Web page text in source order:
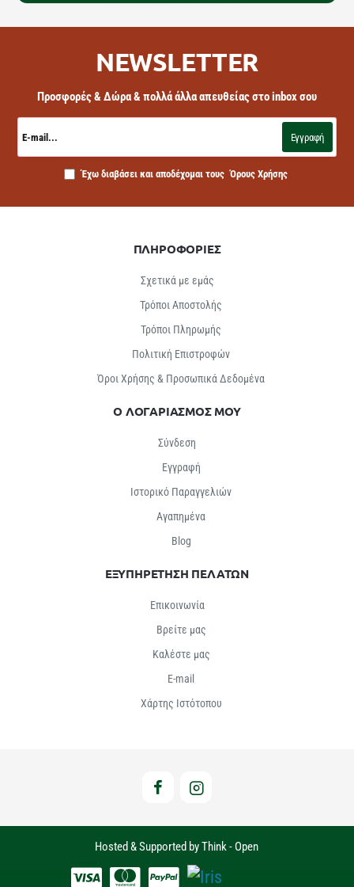
NEWSLETTER
Προσφορές & Δώρα & πολλά άλλα απευθείας στο inbox σου
mail...
Εγγραφή
Έχω διαβάσει και αποδέχομαι τους Όρους Χρήσης
ΠΛΗΡΟΦΟΡΙΕΣ
Σχετικά με εμάς
Τρόποι Αποστολής
Τρόποι Πληρωμής
Πολιτική Επιστροφών
Όροι Χρήσης & Προσωπικά Δεδομένα
Ο ΛΟΓΑΡΙΑΣΜΟΣ ΜΟΥ
Σύνδεση
Εγγραφή
Ιστορικό Παραγγελιών
Αγαπημένα
Βlog
ΕΞΥΠΗΡΕΤΗΣΗ ΠΕΛΑΤΩΝ
Επικοινωνία
Βρείτε μας
Καλέστε μας
E-mail
Χάρτης Ιστότοπου
Hosted & Supported by Think - Open